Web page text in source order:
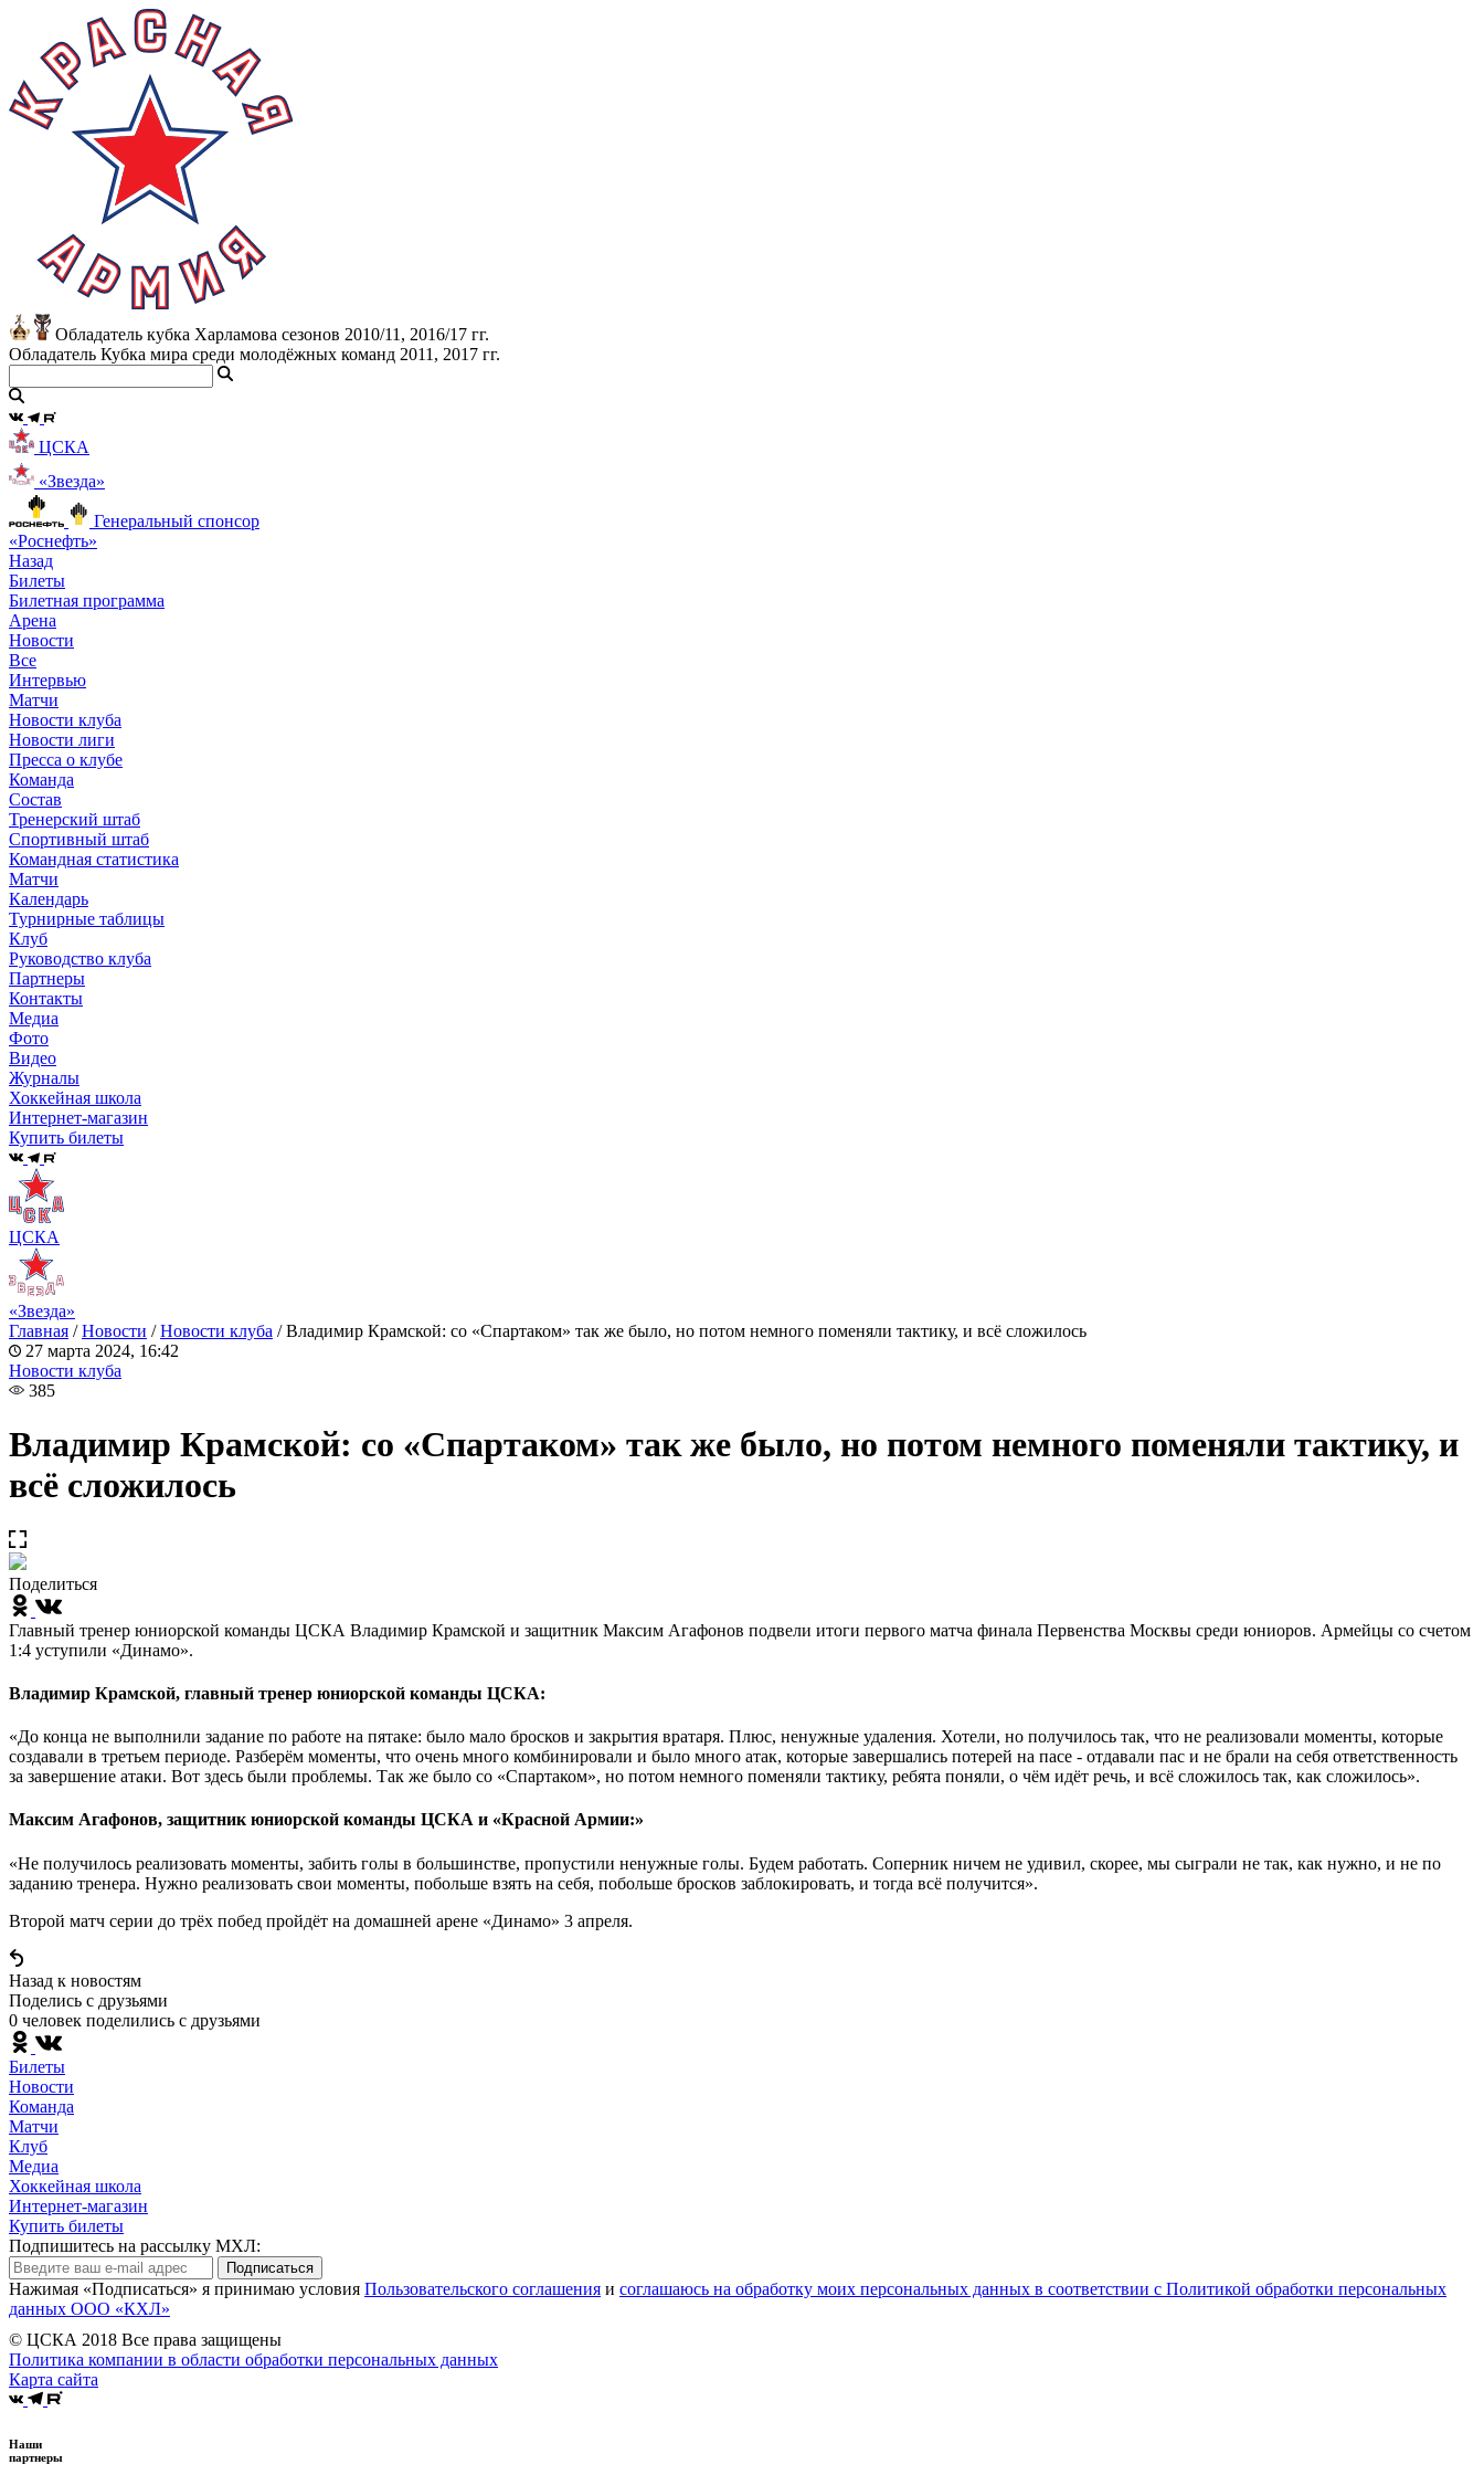
Обладатель кубка Харламова сезонов 2010/11, 2016/17 гг.
Обладатель Кубка мира среди молодёжных команд 2011, 2017 гг.
ЦСКА
«Звезда»
Генеральный спонсор
«Роснефть»
Назад
Билеты
Билетная программа
Арена
Новости
Все
Интервью
Матчи
Новости клуба
Новости лиги
Пресса о клубе
Команда
Состав
Тренерский штаб
Спортивный штаб
Командная статистика
Матчи
Календарь
Турнирные таблицы
Клуб
Руководство клуба
Партнеры
Контакты
Медиа
Фото
Видео
Журналы
Хоккейная школа
Интернет-магазин
Купить билеты
ЦСКА
«Звезда»
Главная /Новости /Новости клуба /Владимир Крамской: со «Спартаком» так же было, но потом немного поменяли тактику, и всё сложилось
27 марта 2024, 16:42
Новости клуба
385
Владимир Крамской: со «Спартаком» так же было, но потом немного поменяли тактику, и
всё сложилось
Поделиться
Главный тренер юниорской команды ЦСКА Владимир Крамской и защитник Максим Агафонов подвели итоги первого матча финала Первенства Москвы среди юниоров. Армейцы со счетом
1:4 уступили «Динамо».
Владимир Крамской, главный тренер юниорской команды ЦСКА:
«До конца не выполнили задание по работе на пятаке: было мало бросков и закрытия вратаря. Плюс, ненужные удаления. Хотели, но получилось так, что не реализовали моменты, которые
создавали в третьем периоде. Разберём моменты, что очень много комбинировали и было много атак, которые завершались потерей на пасе - отдавали пас и не брали на себя ответственность
за завершение атаки. Вот здесь были проблемы. Так же было со «Спартаком», но потом немного поменяли тактику, ребята поняли, о чём идёт речь, и всё сложилось так, как сложилось».
Максим Агафонов, защитник юниорской команды ЦСКА и «Красной Армии:»
«Не получилось реализовать моменты, забить голы в большинстве, пропустили ненужные голы. Будем работать. Соперник ничем не удивил, скорее, мы сыграли не так, как нужно, и не по
заданию тренера. Нужно реализовать свои моменты, побольше взять на себя, побольше бросков заблокировать, и тогда всё получится».
Второй матч серии до трёх побед пройдёт на домашней арене «Динамо» 3 апреля.
Назад к новостям
Поделись c друзьями
0 человек поделились c друзьями
Билеты
Новости
Команда
Матчи
Клуб
Медиа
Хоккейная школа
Интернет-магазин
Купить билеты
Подпишитесь на рассылку МХЛ:
Подписаться
Нажимая «Подписаться» я принимаю условия Пользовательского соглашения и соглашаюсь на обработку моих персональных данных в соответствии с Политикой обработки персональных
данных ООО «КХЛ»
© ЦСКА 2018 Все права защищены
Политика компании в области обработки персональных данных
Карта сайта
Наши
партнеры